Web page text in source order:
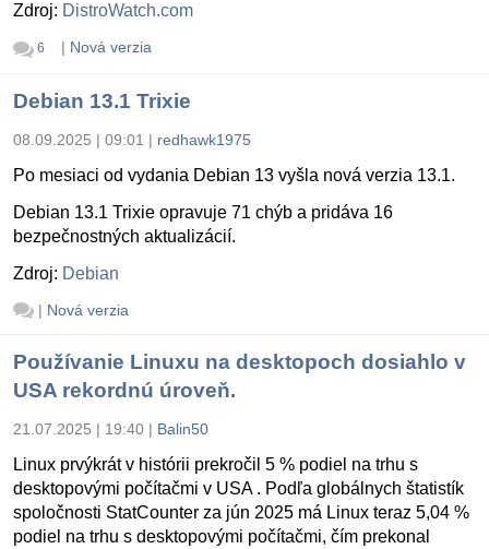
Zdroj: DistroWatch.com
6 | Nová verzia
Debian 13.1 Trixie
08.09.2025 | 09:01 | redhawk1975
Po mesiaci od vydania Debian 13 vyšla nová verzia 13.1.
Debian 13.1 Trixie opravuje 71 chýb a pridáva 16
bezpečnostných aktualizácií.
Zdroj: Debian
| Nová verzia
Používanie Linuxu na desktopoch dosiahlo v
USA rekordnú úroveň.
21.07.2025 | 19:40 | Balin50
Linux prvýkrát v histórii prekročil 5 % podiel na trhu s
desktopovými počítačmi v USA . Podľa globálnych štatistík
spoločnosti StatCounter za jún 2025 má Linux teraz 5,04 %
podiel na trhu s desktopovými počítačmi, čím prekonal